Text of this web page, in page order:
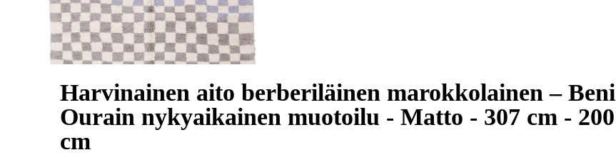
Harvinainen aito berberiläinen marokkolainen – Beni
Ourain nykyaikainen muotoilu - Matto - 307 cm - 200
cm